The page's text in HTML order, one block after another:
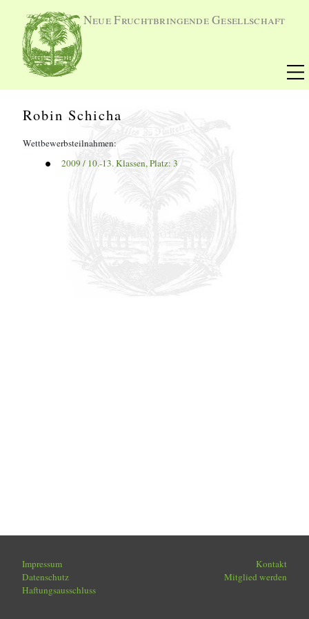
Neue Fruchtbringende Gesellschaft
Robin Schicha
Wettbewerbsteilnahmen:
2009 / 10.-13. Klassen, Platz: 3
Impressum
Datenschutz
Haftungsausschluss
Kontakt
Mitglied werden